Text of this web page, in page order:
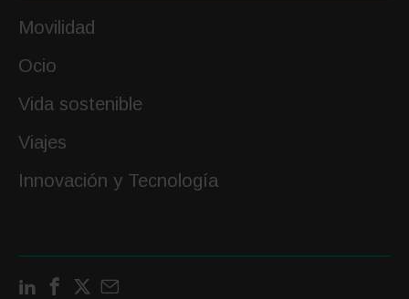
Movilidad
Ocio
Vida sostenible
Viajes
Innovación y Tecnología
LinkedIn
FacebookContactar